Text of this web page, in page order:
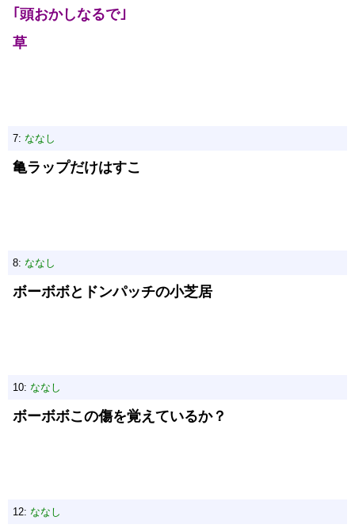
｢頭おかしなるで｣
草
7: ななし
亀ラップだけはすこ
8: ななし
ボーボボとドンパッチの小芝居
10: ななし
ボーボボこの傷を覚えているか？
12: ななし